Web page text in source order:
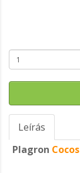
Leírás
Plagron Cocos